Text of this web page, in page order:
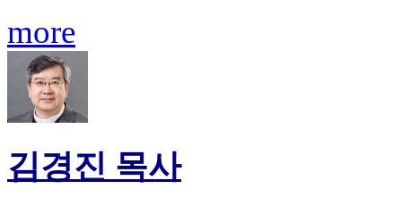
이
트
남
플
시
more
김경진 목사